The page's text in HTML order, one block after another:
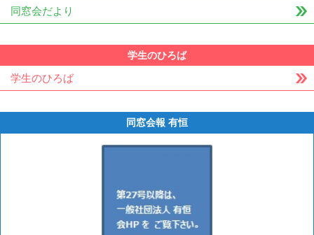
同窓会だより
学生のひろば
学生のひろば
同窓会報 有恒